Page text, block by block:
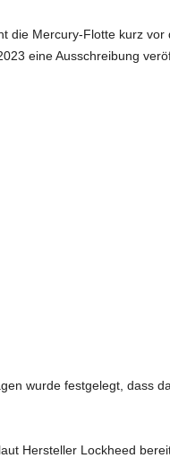
die Mercury-Flotte kurz
eine Ausschreibung
wurde festgelegt, dass
Hersteller Lockheed